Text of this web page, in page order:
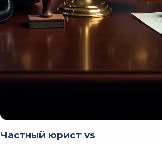
Частный юрист vs